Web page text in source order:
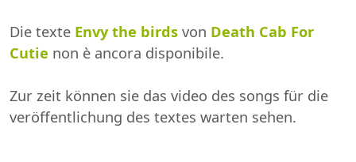
Die texte Envy the birds von Death Cab For
Cutie non è ancora disponibile.
Zur zeit können sie das video des songs für die
veröffentlichung des textes warten sehen.